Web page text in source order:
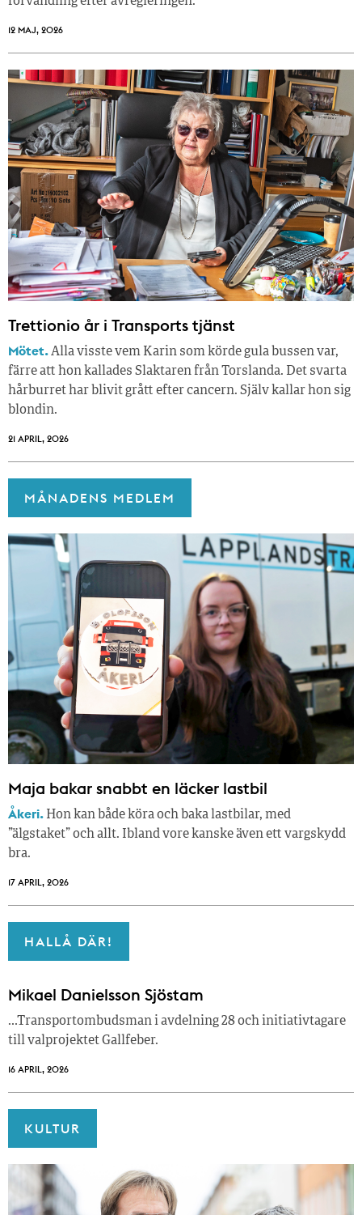
12 MAJ, 2026
Trettionio år i Transports tjänst
Mötet.Alla visste vem Karin som körde gula bussen var,
färre att hon kallades Slaktaren från Torslanda. Det svarta
hårburret har blivit grått efter cancern. Själv kallar hon sig
blondin.
21 APRIL, 2026
MÅNADENS MEDLEM
Maja bakar snabbt en läcker lastbil
Åkeri. Hon kan både köra och baka lastbilar, med
”älgstaket” och allt. Ibland vore kanske även ett vargskydd
bra.
17 APRIL, 2026
HALLÅ DÄR!
Mikael Danielsson Sjöstam
…Transportombudsman i avdelning 28 och initiativtagare
till valprojektet Gallfeber.
16 APRIL, 2026
KULTUR